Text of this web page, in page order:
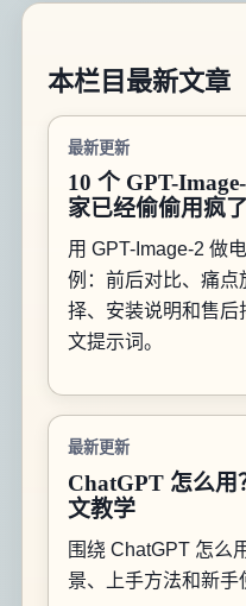
本栏目最新文章
最新更新
10 个 GPT-
家已经偷偷用疯了
用 GPT-Image-2 做
例：前后对比、痛点
择、安装说明和售后
文提示词。
最新更新
ChatGPT 怎么用
文教学
围绕 ChatGPT 怎么
景、上手方法和新手